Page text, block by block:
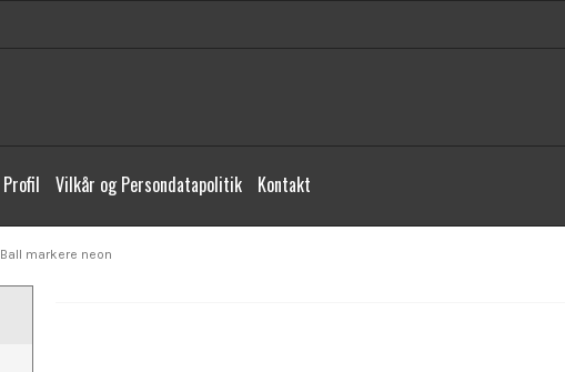
Profil Vilkår og Persondatapolitik Kontakt
Ball markere neon